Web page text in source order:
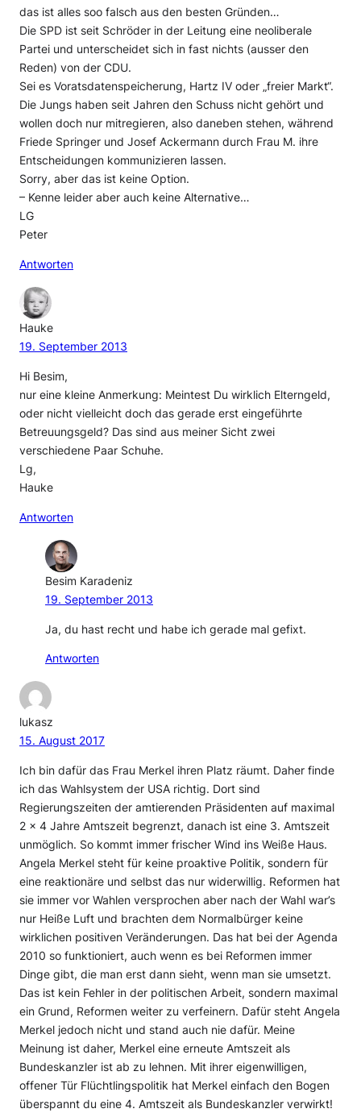
das ist alles soo falsch aus den besten Gründen…
Die SPD ist seit Schröder in der Leitung eine neoliberale
Partei und unterscheidet sich in fast nichts (ausser den
Reden) von der CDU.
Sei es Voratsdatenspeicherung, Hartz IV oder „freier Markt“.
Die Jungs haben seit Jahren den Schuss nicht gehört und
wollen doch nur mitregieren, also daneben stehen, während
Friede Springer und Josef Ackermann durch Frau M. ihre
Entscheidungen kommunizieren lassen.
Sorry, aber das ist keine Option.
– Kenne leider aber auch keine Alternative…
LG
Peter
Antworten
Hauke
19. September 2013
Hi Besim,
nur eine kleine Anmerkung: Meintest Du wirklich Elterngeld,
oder nicht vielleicht doch das gerade erst eingeführte
Betreuungsgeld? Das sind aus meiner Sicht zwei
verschiedene Paar Schuhe.
Lg,
Hauke
Antworten
Besim Karadeniz
19. September 2013
Ja, du hast recht und habe ich gerade mal gefixt.
Antworten
lukasz
15. August 2017
Ich bin dafür das Frau Merkel ihren Platz räumt. Daher finde
ich das Wahlsystem der USA richtig. Dort sind
Regierungszeiten der amtierenden Präsidenten auf maximal
2 x 4 Jahre Amtszeit begrenzt, danach ist eine 3. Amtszeit
unmöglich. So kommt immer frischer Wind ins Weiße Haus.
Angela Merkel steht für keine proaktive Politik, sondern für
eine reaktionäre und selbst das nur widerwillig. Reformen hat
sie immer vor Wahlen versprochen aber nach der Wahl war’s
nur Heiße Luft und brachten dem Normalbürger keine
wirklichen positiven Veränderungen. Das hat bei der Agenda
2010 so funktioniert, auch wenn es bei Reformen immer
Dinge gibt, die man erst dann sieht, wenn man sie umsetzt.
Das ist kein Fehler in der politischen Arbeit, sondern maximal
ein Grund, Reformen weiter zu verfeinern. Dafür steht Angela
Merkel jedoch nicht und stand auch nie dafür. Meine
Meinung ist daher, Merkel eine erneute Amtszeit als
Bundeskanzler ist ab zu lehnen. Mit ihrer eigenwilligen,
offener Tür Flüchtlingspolitik hat Merkel einfach den Bogen
überspannt du eine 4. Amtszeit als Bundeskanzler verwirkt!